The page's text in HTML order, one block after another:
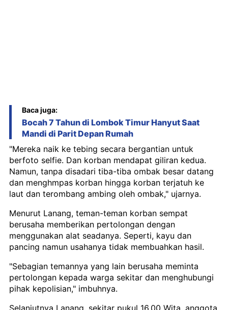
Baca juga:
Bocah 7 Tahun di Lombok Timur Hanyut Saat
Mandi di Parit Depan Rumah
"Mereka naik ke tebing secara bergantian untuk
berfoto selfie. Dan korban mendapat giliran kedua.
Namun, tanpa disadari tiba-tiba ombak besar datang
dan menghmpas korban hingga korban terjatuh ke
laut dan terombang ambing oleh ombak," ujarnya.
Menurut Lanang, teman-teman korban sempat
berusaha memberikan pertolongan dengan
menggunakan alat seadanya. Seperti, kayu dan
pancing namun usahanya tidak membuahkan hasil.
"Sebagian temannya yang lain berusaha meminta
pertolongan kepada warga sekitar dan menghubungi
pihak kepolisian," imbuhnya.